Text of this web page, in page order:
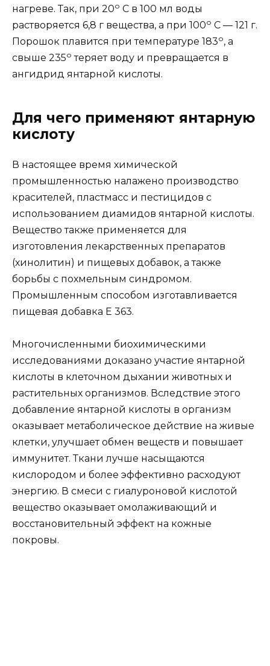
нагреве. Так, при 20о С в 100 мл воды
растворяется 6,8 г вещества, а при 100о С — 121 г.
Порошок плавится при температуре 183о, а
свыше 235о теряет воду и превращается в
ангидрид янтарной кислоты.
Для чего применяют янтарную
кислоту
В настоящее время химической
промышленностью налажено производство
красителей, пластмасс и пестицидов с
использованием диамидов янтарной кислоты.
Вещество также применяется для
изготовления лекарственных препаратов
(хинолитин) и пищевых добавок, а также
борьбы с похмельным синдромом.
Промышленным способом изготавливается
пищевая добавка Е 363.
Многочисленными биохимическими
исследованиями доказано участие янтарной
кислоты в клеточном дыхании животных и
растительных организмов. Вследствие этого
добавление янтарной кислоты в организм
оказывает метаболическое действие на живые
клетки, улучшает обмен веществ и повышает
иммунитет. Ткани лучше насыщаются
кислородом и более эффективно расходуют
энергию. В смеси с гиалуроновой кислотой
вещество оказывает омолаживающий и
восстановительный эффект на кожные
покровы.